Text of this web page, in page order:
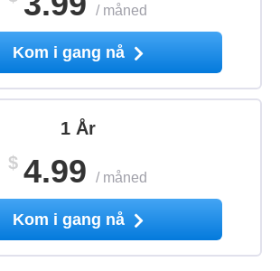
/ måned
Kom i gang nå
1 År
$ 4.99 / måned
Kom i gang nå